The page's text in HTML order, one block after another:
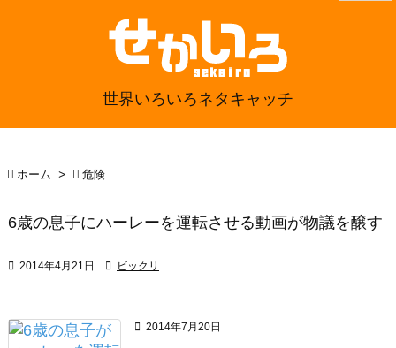
世界いろいろネタキャッチ
 ホーム >  危険
6歳の息子にハーレーを運転させる動画が物議を醸す
 2014年4月21日  ビックリ
 2014年7月20日